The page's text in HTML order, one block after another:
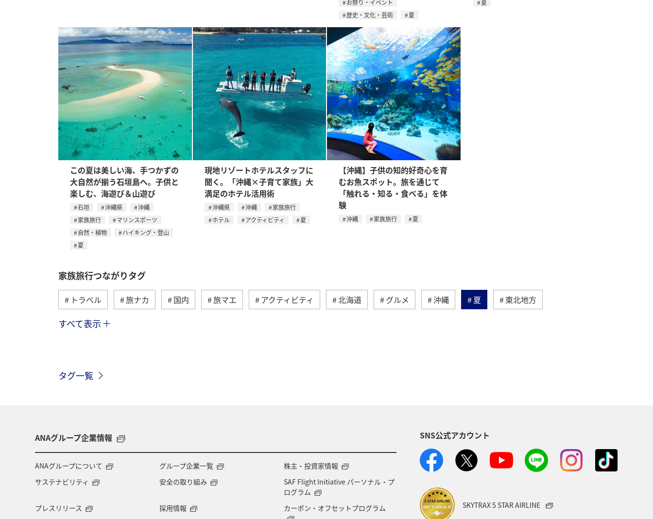
お祭り・イベント
歴史・文化・芸術
夏
夏
この夏は美しい海、手つかずの
大自然が揃う石垣島へ。子供と
楽しむ、海遊び＆山遊び
石垣 沖縄県
沖縄
家族旅行
マリンスポーツ
自然・植物
ハイキング・登山
夏
現地リゾートホテルスタッフに
聞く。「沖縄×子育て家族」大
満足のホテル活用術
沖縄県 沖縄
家族旅行
ホテル
アクティビティ 夏
【沖縄】子供の知的好奇心を育
むお魚スポット。旅を通じて
「触れる・知る・食べる」を体
験
沖縄 家族旅行 夏
家族旅行つながりタグ
トラベル 旅ナカ 国内 旅マエ アクティビティ 北海道 グルメ 沖縄 夏 東北地方
趣味
宮城県
バンコク ニューヨーク
ハイキング・登山 石垣 旅アト マイルを使う ライフ ANAマイレージクラブ
すべて表示
タグ一覧
ANAグループ企業情報
ANAグループについて グループ企業一覧
株主・投資家情報
サステナビリティ
安全の取り組み
SAF Flight Initiative パーソナル・プ
ログラム
プレスリリース
採用情報 カーボン・オフセットプログラム
SNS公式アカウント
SKYTRAX 5 STAR AIRLINE